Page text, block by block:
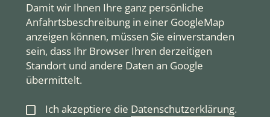
Damit wir Ihnen Ihre ganz persönliche
Anfahrtsbeschreibung in einer GoogleMap
anzeigen können, müssen Sie einverstanden
sein, dass Ihr Browser Ihren derzeitigen
Standort und andere Daten an Google
übermittelt.
Ich akzeptiere die Datenschutzerklärung.